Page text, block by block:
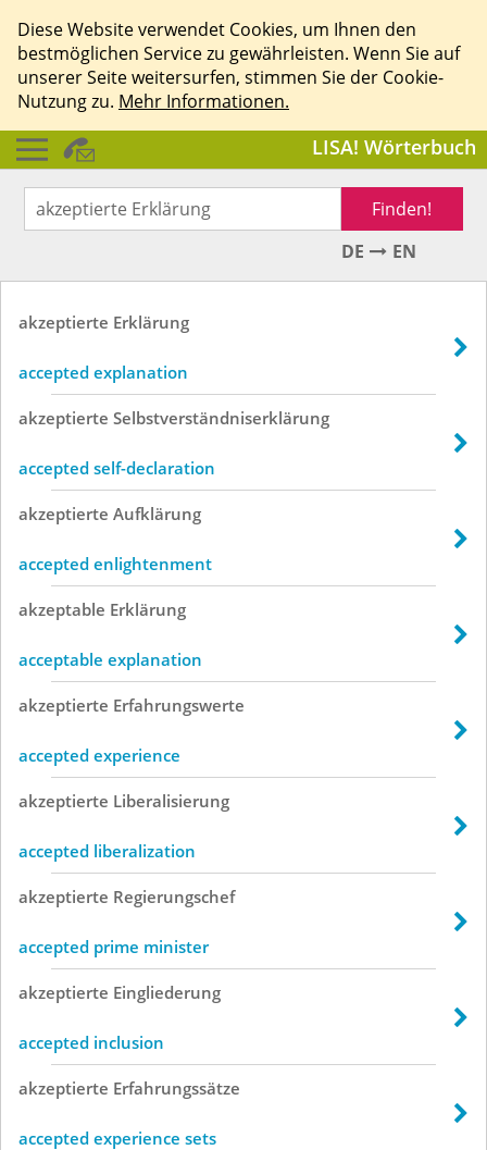
Diese Website verwendet Cookies, um Ihnen den
bestmöglichen Service zu gewährleisten. Wenn Sie auf
unserer Seite weitersurfen, stimmen Sie der Cookie-
Nutzung zu. Mehr Informationen.
LISA! Wörterbuch
Finden!
DE
EN
akzeptierte Erklärung
accepted explanation
akzeptierte Selbstverständniserklärung
accepted self-declaration
akzeptierte Aufklärung
accepted enlightenment
akzeptable Erklärung
acceptable explanation
akzeptierte Erfahrungswerte
accepted experience
akzeptierte Liberalisierung
accepted liberalization
akzeptierte Regierungschef
accepted prime minister
akzeptierte Eingliederung
accepted inclusion
akzeptierte Erfahrungssätze
accepted experience sets